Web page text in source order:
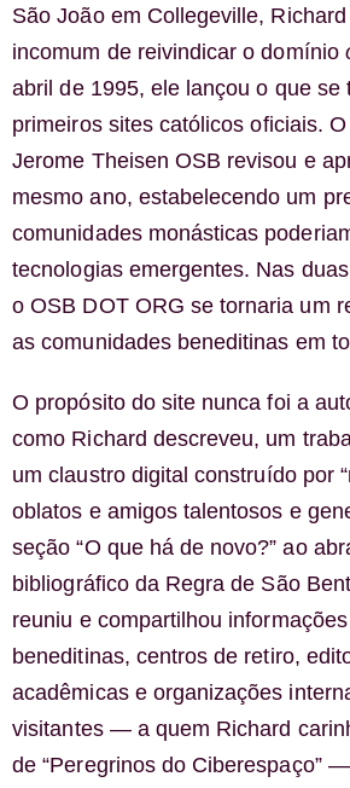
São João em Collegeville,
incomum de reivindicar o domínio
abril de 1995, ele lançou o que se
primeiros sites católicos oficiais.
Jerome Theisen OSB revisou e
mesmo ano, estabelecendo um
comunidades monásticas
tecnologias emergentes. Nas
o OSB DOT ORG se tornaria um
as comunidades beneditinas em
O propósito do site nunca foi a
como Richard descreveu, um
um claustro digital construído por
oblatos e amigos talentosos e
seção “O que há de novo?” ao
bibliográfico da Regra de São
reuniu e compartilhou
beneditinas, centros de retiro,
acadêmicas e organizações
visitantes — a quem Richard
de “Peregrinos do Ciberespaço”